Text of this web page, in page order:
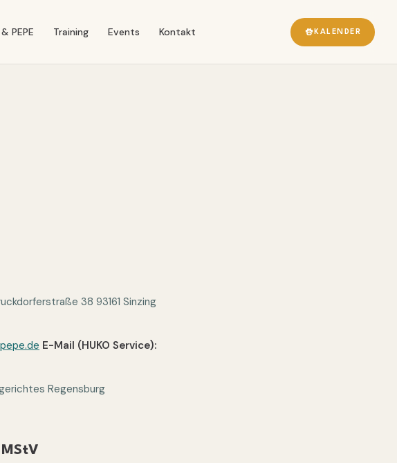
PEPE Training Events Kontakt KALENDER
38 93161 Sinzing
E-Mail (HUKO Service):
Regensburg